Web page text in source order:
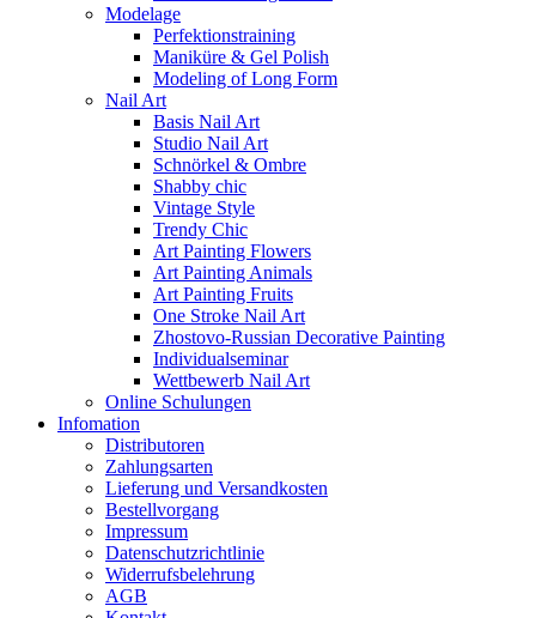
Modelage
Perfektionstraining
Maniküre & Gel Polish
Modeling of Long Form
Nail Art
Basis Nail Art
Studio Nail Art
Schnörkel & Ombre
Shabby chic
Vintage Style
Trendy Chic
Art Painting Flowers
Art Painting Animals
Art Painting Fruits
One Stroke Nail Art
Zhostovo-Russian Decorative Painting
Individualseminar
Wettbewerb Nail Art
Online Schulungen
Infomation
Distributoren
Zahlungsarten
Lieferung und Versandkosten
Bestellvorgang
Impressum
Datenschutzrichtlinie
Widerrufsbelehrung
AGB